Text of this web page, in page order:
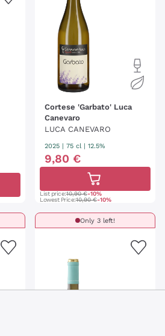
Cortese 'Garbato' Luca
Canevaro
LUCA CANEVARO
2025 75 cl | 12.5%
9,80 €
List price:10,90 €-10%
Lowest Price:10,90 €-10%
Only 3 left!